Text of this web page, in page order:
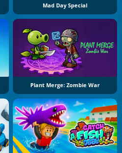
Mad Day Special
Plant Merge: Zombie War